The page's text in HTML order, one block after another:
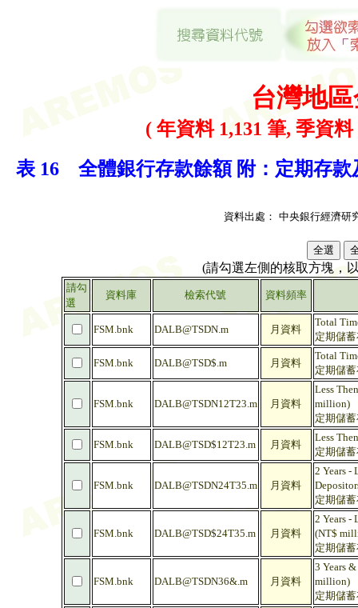
台灣地
( 年資料 1,131 筆, 季資
表 16 全體銀行存款餘額 附：定期存款
資料出處： 中央銀行經濟研
(請勾選左側的核取方塊，
請勾
選
資料庫 檢索代號 資料頻率
FSM.bnk DALB@TSDN.m 月資料
Total
定期儲
FSM.bnk DALB@TSD$.m 月資料
Total
定期儲
FSM.bnk DALB@TSDN12T23.m 月資料
Less
million)
定期儲
FSM.bnk DALB@TSD$12T23.m 月資料
Less
定期儲
FSM.bnk DALB@TSDN24T35.m 月資料
2 Years -
定期儲
FSM.bnk DALB@TSD$24T35.m 月資料
2 Years -
(NT$
定期儲
FSM.bnk DALB@TSDN36&.m 月資料
3 Years
million)
定期儲